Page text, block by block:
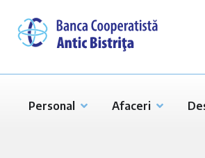
Personal Afaceri